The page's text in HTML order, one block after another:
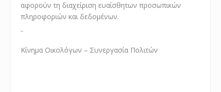
αφορούν τη διαχείριση ευαίσθητων προσωπικών
πληροφοριών και δεδομένων.
Κίνημα Οικολόγων – Συνεργασία Πολιτών